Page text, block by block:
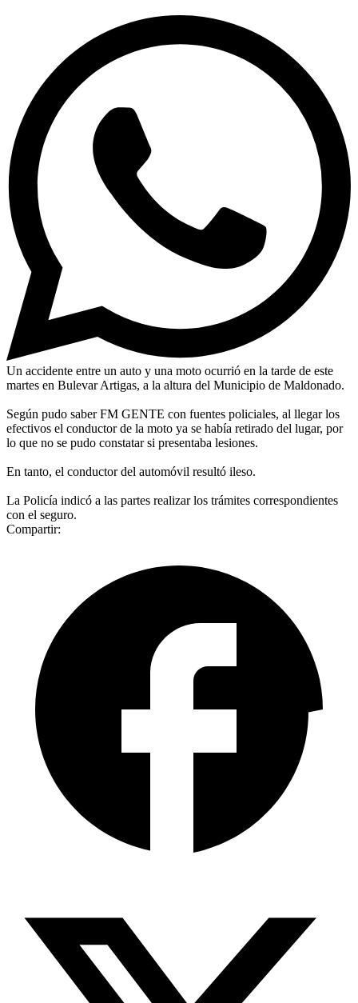
Un accidente entre un auto y una moto ocurrió en la tarde de este
martes en Bulevar Artigas, a la altura del Municipio de Maldonado.
Según pudo saber FM GENTE con fuentes policiales, al llegar los
efectivos el conductor de la moto ya se había retirado del lugar, por
lo que no se pudo constatar si presentaba lesiones.
En tanto, el conductor del automóvil resultó ileso.
La Policía indicó a las partes realizar los trámites correspondientes
con el seguro.
Compartir: